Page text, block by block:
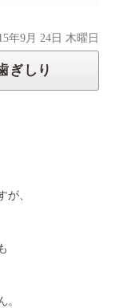
年9月 24日 木曜日
ぎしり
、